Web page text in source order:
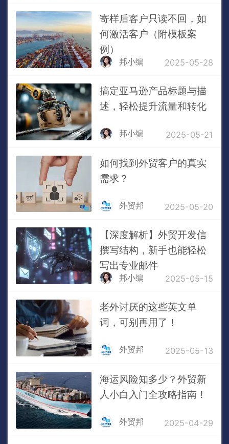
寄样后客户只读不回，如
何激活客户（附模板案
例）
邦小编 2025-05-28
搞定亚马逊产品标题与描
述，轻松提升流量和转化
邦小编 2025-05-21
如何找到外贸客户的真实
需求？
外贸邦 2025-05-20
【深度解析】外贸开发信
撰写结构，新手也能轻松
写出专业邮件
邦小编 2025-05-15
老外讨厌的这些英文单
词，可别再用了！
外贸邦 2025-05-13
海运风险知多少？外贸新
人小白入门全攻略指南！
外贸邦 2025-04-29